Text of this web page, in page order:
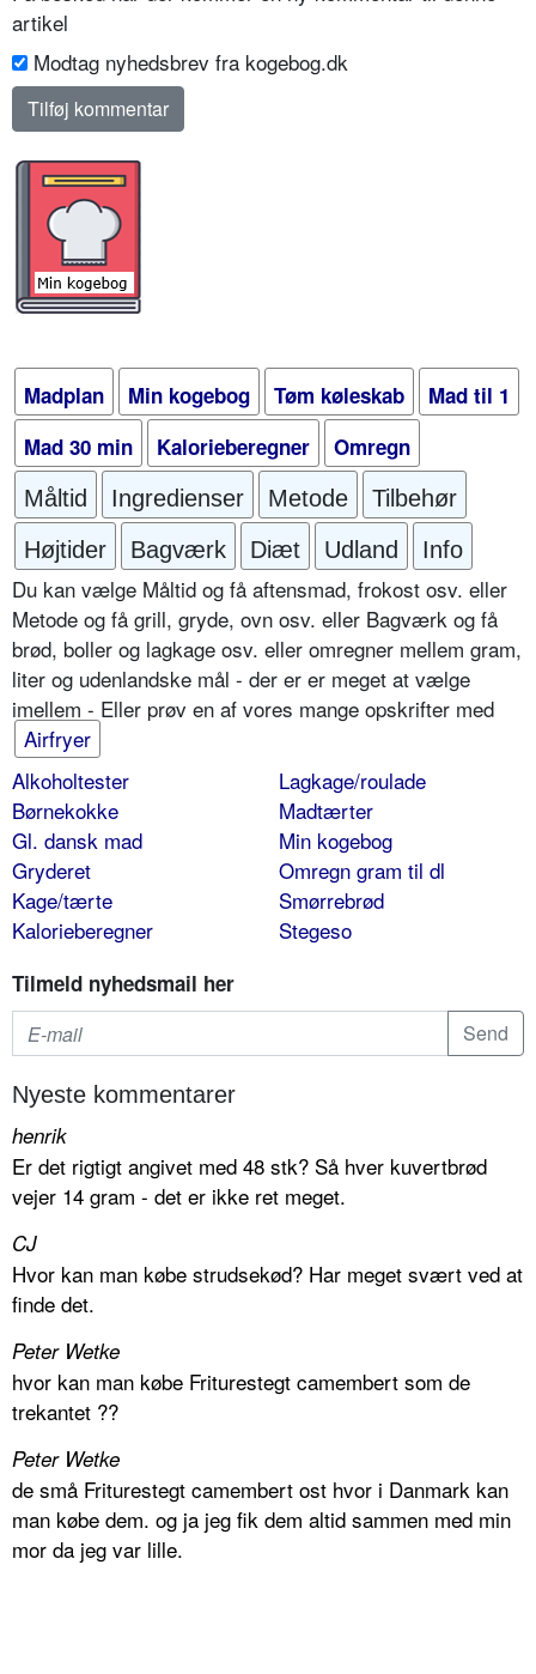
artikel
Modtag nyhedsbrev fra kogebog.dk
Madplan Min kogebog Tøm køleskab
Mad til 1
Mad 30 min
Kalorieberegner Omregn
Måltid Ingredienser Metode
Tilbehør
Højtider
Bagværk Diæt Udland Info
Du kan vælge Måltid og få aftensmad, frokost osv. eller
Metode og få grill, gryde, ovn osv. eller Bagværk og få
brød, boller og lagkage osv. eller omregner mellem gram,
liter og udenlandske mål - der er er meget at vælge
imellem - Eller prøv en af vores mange opskrifter med
Airfryer
Alkoholtester
Børnekokke
Gl. dansk mad
Gryderet
Kage/tærte
Kalorieberegner
Lagkage/roulade
Madtærter
Min kogebog
Omregn gram til dl
Smørrebrød
Stegeso
Tilmeld nyhedsmail her
Nyeste kommentarer
henrik
Er det rigtigt angivet med 48 stk? Så hver kuvertbrød
vejer 14 gram - det er ikke ret meget.
CJ
Hvor kan man købe strudsekød? Har meget svært ved at
finde det.
Peter Wetke
hvor kan man købe Friturestegt camembert som de
trekantet ??
Peter Wetke
de små Friturestegt camembert ost hvor i Danmark kan
man købe dem. og ja jeg fik dem altid sammen med min
mor da jeg var lille.